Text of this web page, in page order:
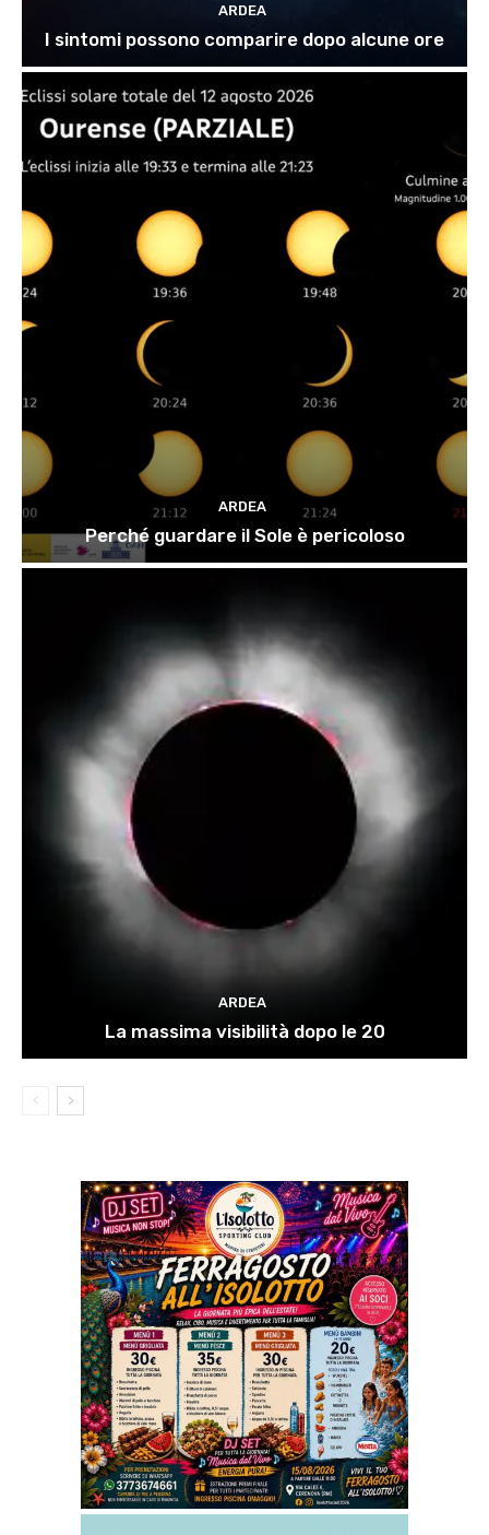
ARDEA
I sintomi possono comparire dopo alcune ore
ARDEA
Perché guardare il Sole è pericoloso
ARDEA
La massima visibilità dopo le 20